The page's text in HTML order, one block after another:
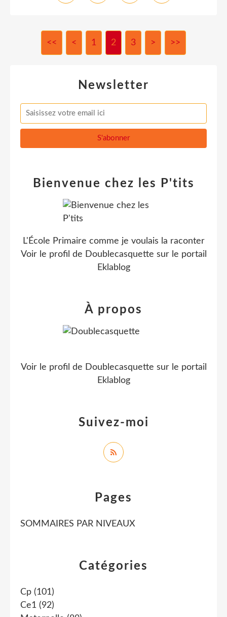
<< < 1 2 3 > >>
Newsletter
Catégories
Cp (101)
Ce1 (92)
Pages
SOMMAIRES PAR NIVEAUX
Bienvenue chez les P'tits
L'École Primaire comme je voulais la raconter
Voir le profil de Doublecasquette sur le portail
Eklablog
Suivez-moi
À propos
Voir le profil de Doublecasquette sur le portail
Eklablog